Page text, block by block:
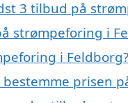
3 tilbud på
strømpeforing i
i Feldborg?
prisen